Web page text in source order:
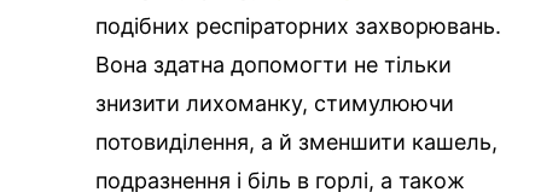
подібних респіраторних захворювань.
Вона здатна допомогти не тільки
знизити лихоманку, стимулюючи
потовиділення, а й зменшити кашель,
подразнення і біль в горлі, а також